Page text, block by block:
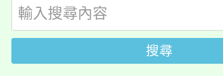
開!
115年桃園市運動會8/
田徑場及游泳池舉行。
桃園市低收入戶享有免
視費優惠，中低收入戶
大園自造教育及科技中
搜尋